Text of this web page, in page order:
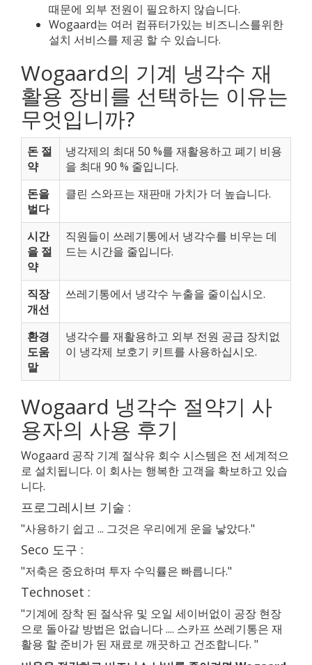
때문에 외부 전원이 필요하지 않습니다.
Wogaard는 여러 컴퓨터가있는 비즈니스를위한
설치 서비스를 제공 할 수 있습니다.
Wogaard의 기계 냉각수 재
활용 장비를 선택하는 이유는
무엇입니까?
돈 절
약
냉각제의 최대 50 %를 재활용하고 폐기 비용
을 최대 90 % 줄입니다.
돈을
벌다
클린 스와프는 재판매 가치가 더 높습니다.
시간
을 절
약
직원들이 쓰레기통에서 냉각수를 비우는 데
드는 시간을 줄입니다.
직장
개선
쓰레기통에서 냉각수 누출을 줄이십시오.
환경
도움
말
냉각수를 재활용하고 외부 전원 공급 장치없
이 냉각제 보호기 키트를 사용하십시오.
Wogaard 냉각수 절약기 사
용자의 사용 후기
Wogaard 공작 기계 절삭유 회수 시스템은 전 세계적으
로 설치됩니다. 이 회사는 행복한 고객을 확보하고 있습
니다.
프로그레시브 기술 :
"사용하기 쉽고 ... 그것은 우리에게 운을 낳았다."
Seco 도구 :
"저축은 중요하며 투자 수익률은 빠릅니다."
Technoset :
"기계에 장착 된 절삭유 및 오일 세이버없이 공장 현장
으로 돌아갈 방법은 없습니다 .... 스카프 쓰레기통은 재
활용 할 준비가 된 재료로 깨끗하고 건조합니다. "